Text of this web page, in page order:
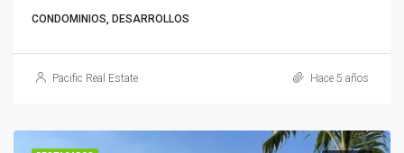
CONDOMINIOS, DESARROLLOS
Pacific Real Estate Hace 5 años